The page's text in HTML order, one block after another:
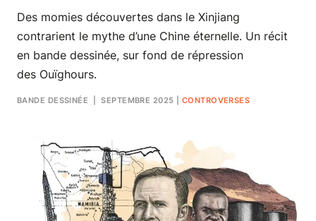
Des momies découvertes dans le Xinjiang
contrarient le mythe d’une Chine éternelle. Un récit
en bande dessinée, sur fond de répression
des Ouïghours.
BANDE DESSINÉE | SEPTEMBRE 2025 CONTROVERSES